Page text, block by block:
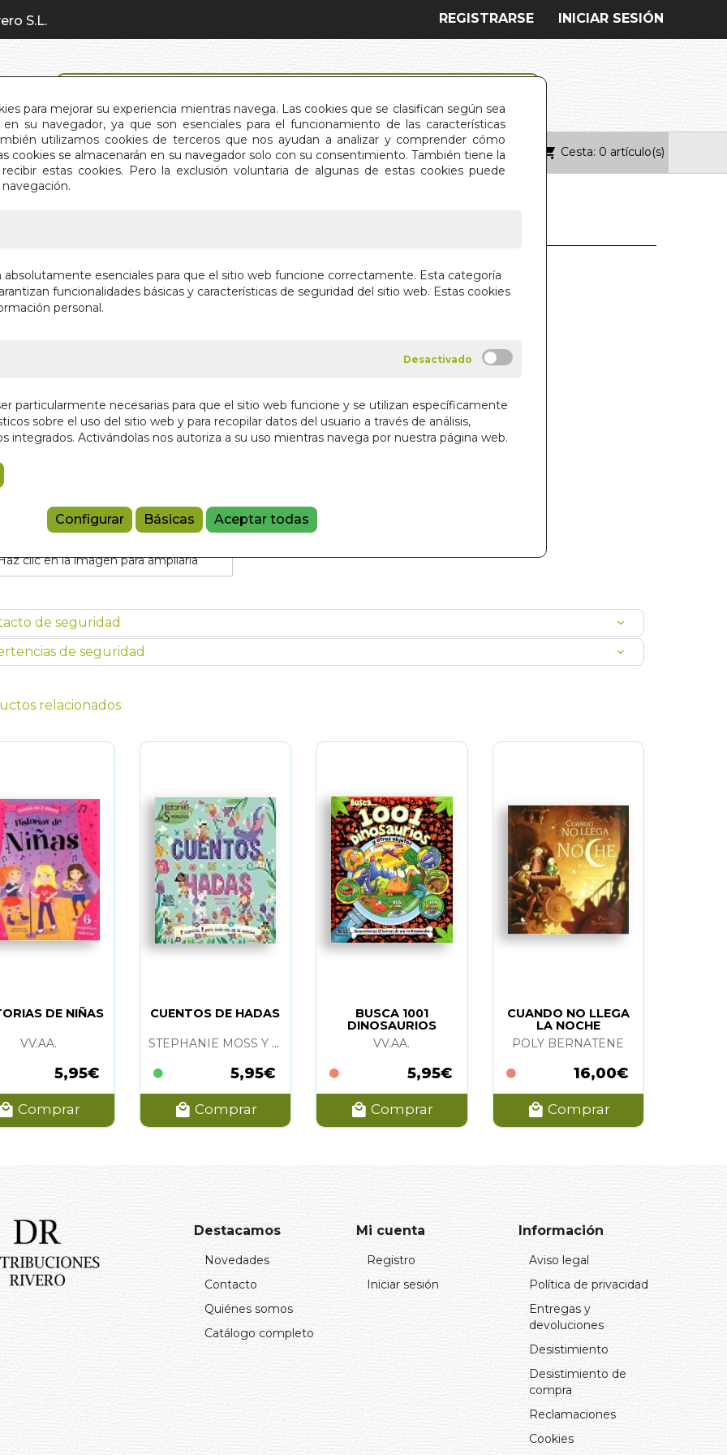
para mejorar su experiencia mientras navega. Las cookies que se clasifican según sea
su navegador, ya que son esenciales para el funcionamiento de las características
utilizamos cookies de terceros que nos ayudan a analizar y comprender cómo
cookies se almacenarán en su navegador solo con su consentimiento. También tiene la
estas cookies. Pero la exclusión voluntaria de algunas de estas cookies puede
absolutamente esenciales para que el sitio web funcione correctamente. Esta categoría
funcionalidades básicas y características de seguridad del sitio web. Estas cookies
personal.
particularmente necesarias para que el sitio web funcione y se utilizan específicamente
sobre el uso del sitio web y para recopilar datos del usuario a través de análisis,
integrados. Activándolas nos autoriza a su uso mientras navega por nuestra página web.
Configurar Básicas Aceptar todas
S.L. INICIAR SESIÓN
REGISTRARSE
INICIO QUIÉNES SOMOS CONTACTO Cesta: 0 artículo(s)
clic en la imagen para ampliarla
BUSCA EN LA SELVA
VV.AA.
Añadir a la cesta
de seguridad
de seguridad
relacionados
DE NIÑAS
VV.AA.
5,95€
Comprar
CUENTOS DE HADAS
STEPHANIE MOSS Y YOSS SANCHEZ
5,95€
Comprar
BUSCA 1001
DINOSAURIOS
VV.AA.
5,95€
Comprar
CUANDO NO LLEGA
LA NOCHE
POLY BERNATENE
16,00€
Comprar
Destacamos
Novedades
Contacto
Quiénes somos
Catálogo completo
Mi cuenta
Registro
Iniciar sesión
Información
Aviso legal
Política de privacidad
Entregas y
devoluciones
Desistimiento
Desistimiento de
compra
Reclamaciones
Cookies